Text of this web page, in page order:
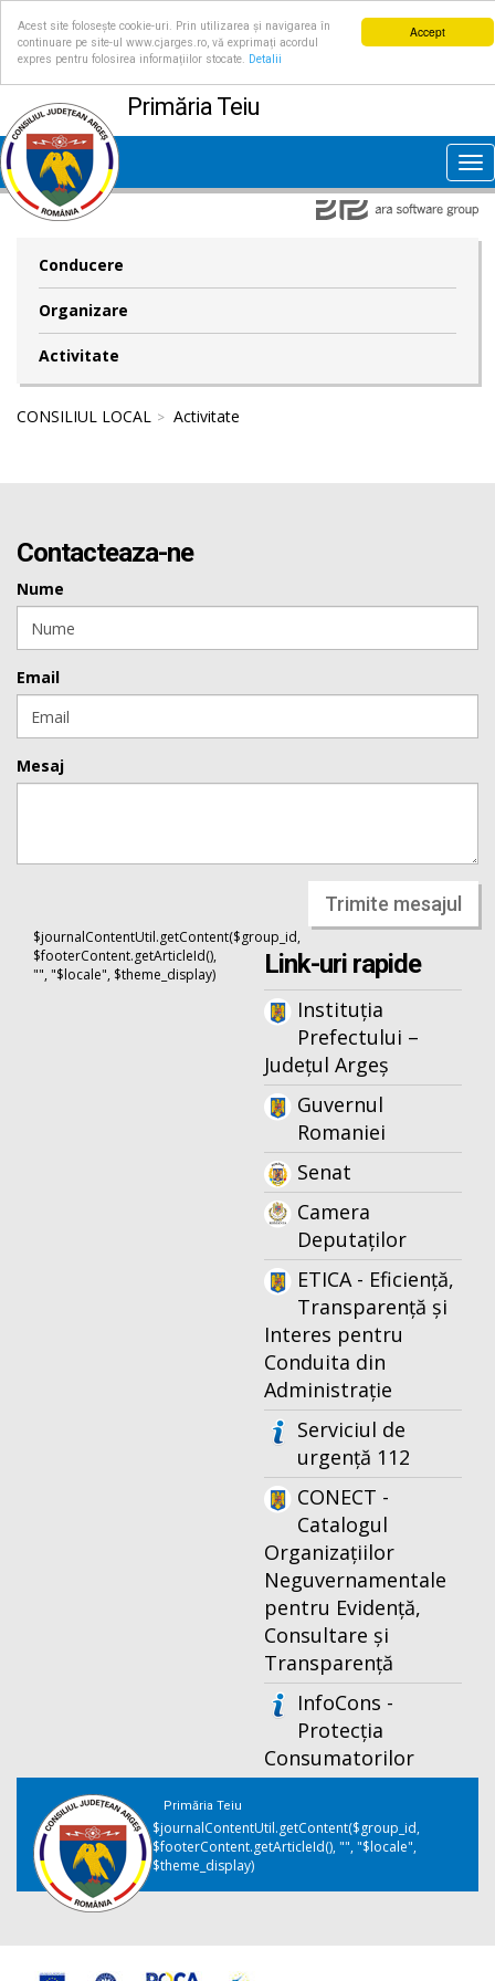
Accept
Acest site folosește cookie-uri. Prin utilizarea și navigarea în
continuare pe site-ul www.cjarges.ro, vă exprimați acordul
expres pentru folosirea informațiilor stocate.
Detalii
Primăria Teiu
Conducere
Organizare
Activitate
CONSILIUL LOCAL Activitate
Contacteaza-ne
Nume
Email
Mesaj
Trimite mesajul
$journalContentUtil.getContent($group_id,
$footerContent.getArticleId(),
"", "$locale", $theme_display)
Link-uri rapide
Instituția
Prefectului –
Județul Argeș
Guvernul
Romaniei
Senat
Camera
Deputaților
ETICA - Eficiență,
Transparență și
Interes pentru
Conduita din
Administrație
Serviciul de
urgență 112
CONECT -
Catalogul
Organizațiilor
Neguvernamentale
pentru Evidență,
Consultare și
Transparență
InfoCons -
Protecția
Consumatorilor
Primăria Teiu
$journalContentUtil.getContent($group_id,
$footerContent.getArticleId(), "", "$locale",
$theme_display)